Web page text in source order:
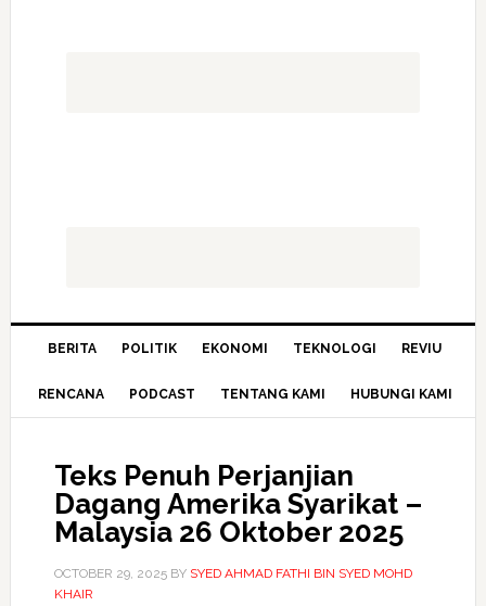
BERITA POLITIK EKONOMI TEKNOLOGI REVIU
RENCANA PODCAST TENTANG KAMI HUBUNGI KAMI
Teks Penuh Perjanjian
Dagang Amerika Syarikat –
Malaysia 26 Oktober 2025
OCTOBER 29, 2025BY SYED AHMAD FATHI BIN SYED MOHD
KHAIR